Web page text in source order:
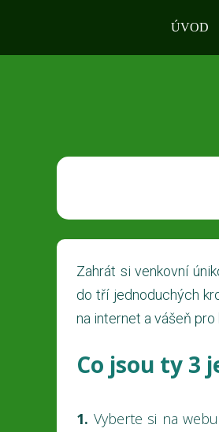
ÚVOD
Zahrát si venkovní
do tří jednoduchých
na internet a vášeň
Co jsou ty 3
1. Vyberte si na